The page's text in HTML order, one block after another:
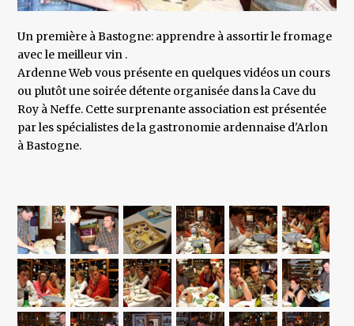
Un première à Bastogne: apprendre à assortir le fromage
avec le meilleur vin .
Ardenne Web vous présente en quelques vidéos un cours
ou plutôt une soirée détente organisée dans la Cave du
Roy à Neffe. Cette surprenante association est présentée
par les spécialistes de la gastronomie ardennaise d'Arlon
à Bastogne.